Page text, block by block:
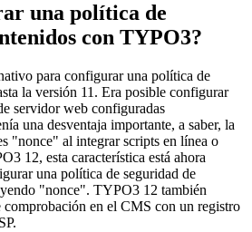
una política de
con TYPO3?
para configurar una política de
la versión 11. Era posible configurar
servidor web configuradas
una desventaja importante, a saber, la
"nonce" al integrar scripts en línea o
12, esta característica está ahora
una política de seguridad de
"nonce". TYPO3 12 también
comprobación en el CMS con un registro